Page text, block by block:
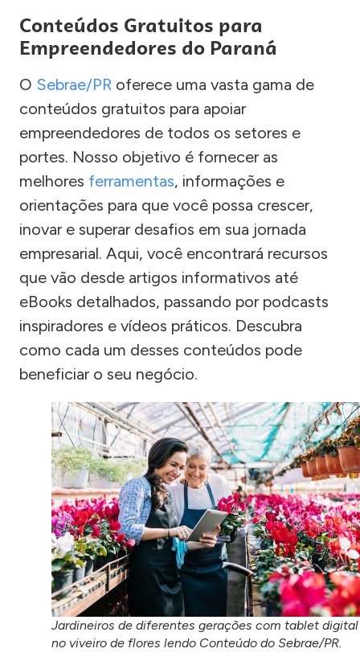
Conteúdos Gratuitos para
Empreendedores do Paraná
O Sebrae/PR oferece uma vasta gama de
conteúdos gratuitos para apoiar
empreendedores de todos os setores e
portes. Nosso objetivo é fornecer as
melhores ferramentas, informações e
orientações para que você possa crescer,
inovar e superar desafios em sua jornada
empresarial. Aqui, você encontrará recursos
que vão desde artigos informativos até
eBooks detalhados, passando por podcasts
inspiradores e vídeos práticos. Descubra
como cada um desses conteúdos pode
beneficiar o seu negócio.
Jardineiros de diferentes gerações com tablet digital
no viveiro de flores lendo Conteúdo do Sebrae/PR.